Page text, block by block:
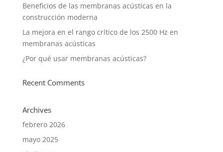
Beneficios de las membranas acústicas en la
construcción moderna
La mejora en el rango crítico de los 2500 Hz en
membranas acústicas
¿Por qué usar membranas acústicas?
Recent Comments
Archives
febrero 2026
mayo 2025